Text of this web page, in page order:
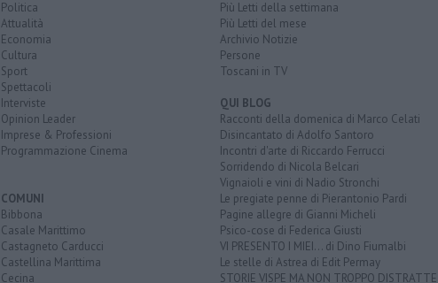
Politica
Attualità
Economia
Cultura
Sport
Spettacoli
Interviste
Opinion Leader
Imprese & Professioni
Programmazione Cinema
COMUNI
Bibbona
Casale Marittimo
Castagneto Carducci
Castellina Marittima
Cecina
Più Letti della settimana
Più Letti del mese
Archivio Notizie
Persone
Toscani in TV
QUI BLOG
Racconti della domenica di Marco Celati
Disincantato di Adolfo Santoro
Incontri d'arte di Riccardo Ferrucci
Sorridendo di Nicola Belcari
Vignaioli e vini di Nadio Stronchi
Le pregiate penne di Pierantonio Pardi
Pagine allegre di Gianni Micheli
Psico-cose di Federica Giusti
VI PRESENTO I MIEI... di Dino Fiumalbi
Le stelle di Astrea di Edit Permay
STORIE VISPE MA NON TROPPO DISTRATTE